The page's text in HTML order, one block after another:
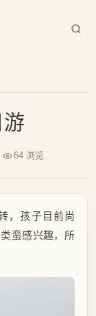
64 浏览
，孩子目前尚
蛮感兴趣，所